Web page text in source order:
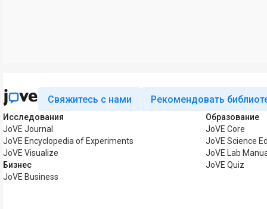
Свяжитесь с нами Рекомендовать
Исследования
JoVE Journal
JoVE Encyclopedia of Experiments
JoVE Visualize
Бизнес
JoVE Business
Образование
JoVE Core
JoVE Science
JoVE Lab
JoVE Quiz